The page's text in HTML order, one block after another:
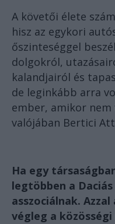
A követői élete
hisz az egykori
őszinteséggel
dolgokról,
kalandjairól és
de leginkább arra
ember, amikor nem
valójában Bertici
Ha egy
legtöbben a
asszociálnak.
végleg a közösségi